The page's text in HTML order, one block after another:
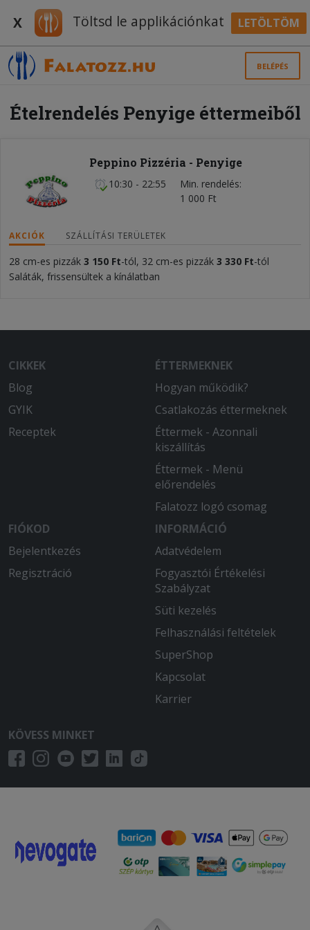
X Töltsd le applikációnkat LETÖLTÖM
BELÉPÉS
Ételrendelés Penyige éttermeiből
Peppino Pizzéria - Penyige
10:30 - 22:55
Min. rendelés
1 000 Ft
AKCIÓK SZÁLLÍTÁSI TERÜLETEK
28 cm-es pizzák 3 150 Ft-tól, 32 cm-es pizzák 3 330 Ft-tól
Saláták, frissensültek a kínálatban
CIKKEK
Blog
GYIK
Receptek
ÉTTERMEKNEK
Hogyan működik?
Csatlakozás éttermeknek
Éttermek - Azonnali
kiszállítás
Éttermek - Menü
előrendelés
Falatozz logó csomag
FIÓKOD
Bejelentkezés
Regisztráció
INFORMÁCIÓ
Adatvédelem
Fogyasztói Értékelési
Szabályzat
Süti kezelés
Felhasználási feltételek
SuperShop
Kapcsolat
Karrier
KÖVESS MINKET